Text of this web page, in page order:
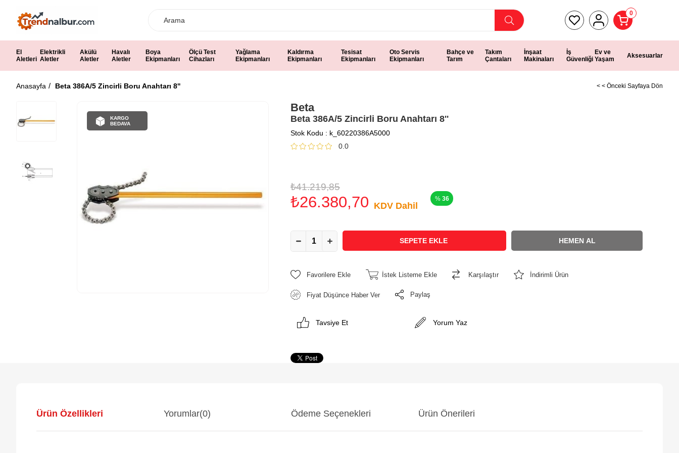
0
El
Aletleri
Elektrikli
Aletler
Akülü
Aletler
Havalı
Aletler
Boya
Ekipmanları
Ölçü Test
Cihazları
Yağlama
Ekipmanları
Kaldırma
Ekipmanları
Tesisat
Ekipmanları
Oto Servis
Ekipmanları
Bahçe ve
Tarım
Takım
Çantaları
İnşaat
Makinaları
İş
Güvenliği
Ev ve
Yaşam
Aksesuarlar
Anasayfa Beta 386A/5 Zincirli Boru Anahtarı 8'' < < Önceki Sayfaya Dön
KARGO
BEDAVA
Beta
Beta 386A/5 Zincirli Boru Anahtarı 8''
Stok Kodu
k_60220386A5000
0.0
₺41.219,85
KDV Dahil
₺26.380,70 36
Favorilere Ekle İstek Listeme Ekle Karşılaştır İndirimli Ürün
Fiyat Düşünce Haber Ver Paylaş
Tavsiye Et Yorum Yaz
Ürün Özellikleri Yorumlar(0) Ödeme Seçenekleri Ürün Önerileri